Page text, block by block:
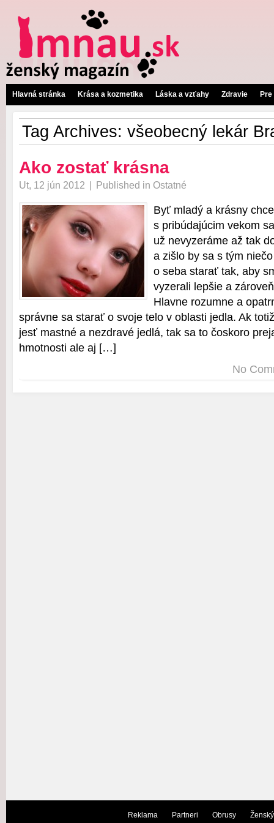
Hlavná stránka Krása a kozmetika Láska a vzťahy Zdravie
Tag Archives: všeobecný lekár
Ako zostať krásna
Ut, 12 jún 2012 | Published in Ostatné
Byť mladý a krásny
s pribúdajúcim vekom
už nevyzeráme až tak
a zišlo by sa s tým
o seba starať tak, aby
vyzerali lepšie a
Hlavne rozumne a
správne sa starať o svoje telo v oblasti jedla. Ak
jesť mastné a nezdravé jedlá, tak sa to čoskoro
hmotnosti ale aj […]
No
Reklama Partneri Obrusy